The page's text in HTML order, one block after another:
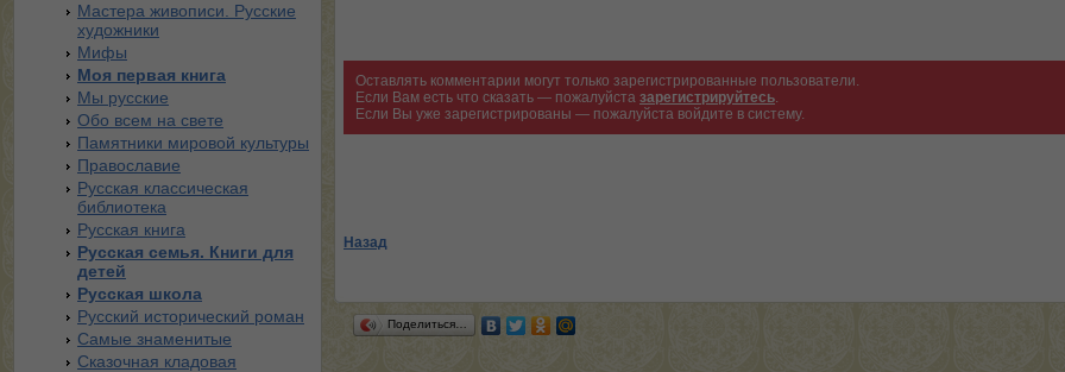
Мастера живописи. Русские
художники
Мифы
Моя первая книга
Мы русские
Обо всем на свете
Памятники мировой культуры
Православие
Русская классическая
библиотека
Русская книга
Русская семья. Книги для
детей
Русская школа
Русский исторический роман
Самые знаменитые
Сказочная кладовая
Оставлять комментарии могут только зарегистрированные пользователи.
Если Вам есть что сказать — пожалуйста зарегистрируйтесь.
Если Вы уже зарегистрированы — пожалуйста войдите в систему.
Назад
Поделиться…